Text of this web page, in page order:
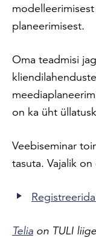
planeerimisest.
Oma teadmisi
on ka üht
Veebiseminar
tasuta. Vajalik
Telia on TULI